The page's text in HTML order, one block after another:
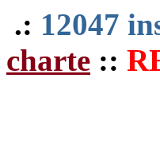
.: 12047
charte ::